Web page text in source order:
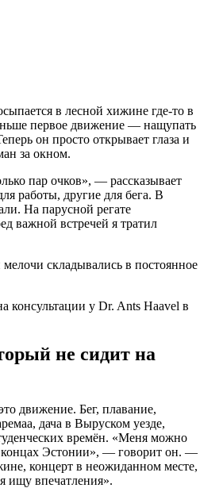
в лесной хижине где-то в
первое движение — нащупать
он просто открывает глаза и
за окном.
пар очков», — рассказывает
работы, другие для бега. В
На парусной регате
важной встречей я тратил
складывались в постоянное
не сидит на
движение. Бег, плавание,
дача в Выруском уезде,
времён. «Меня можно
концах Эстонии», — говорит он. —
концерт в неожиданном месте,
ищу впечатления».